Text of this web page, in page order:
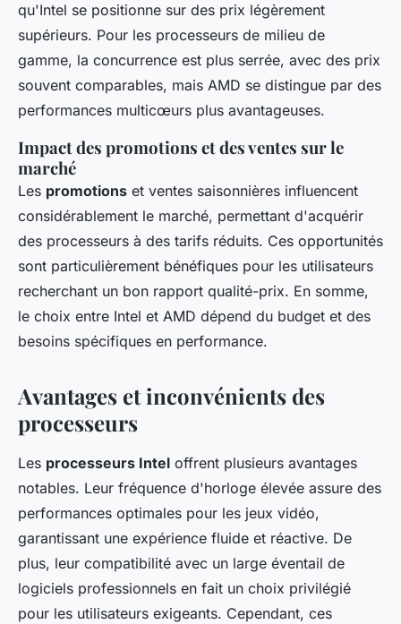
qu'Intel se positionne sur des prix légèrement
supérieurs. Pour les processeurs de milieu de
gamme, la concurrence est plus serrée, avec des prix
souvent comparables, mais AMD se distingue par des
performances multicœurs plus avantageuses.
Impact des promotions et des ventes sur le
marché
Les promotions et ventes saisonnières influencent
considérablement le marché, permettant d'acquérir
des processeurs à des tarifs réduits. Ces opportunités
sont particulièrement bénéfiques pour les utilisateurs
recherchant un bon rapport qualité-prix. En somme,
le choix entre Intel et AMD dépend du budget et des
besoins spécifiques en performance.
Avantages et inconvénients des
processeurs
Les processeurs Intel offrent plusieurs avantages
notables. Leur fréquence d'horloge élevée assure des
performances optimales pour les jeux vidéo,
garantissant une expérience fluide et réactive. De
plus, leur compatibilité avec un large éventail de
logiciels professionnels en fait un choix privilégié
pour les utilisateurs exigeants. Cependant, ces